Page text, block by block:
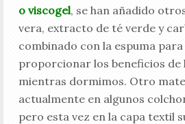
o viscogel, se han añadido
vera, extracto de té verde y
combinado con la espuma
proporcionar los beneficios
mientras dormimos. Otro
actualmente en algunos
pero esta vez en la capa textil